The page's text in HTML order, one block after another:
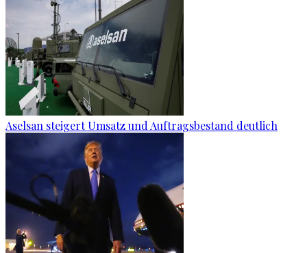
Aselsan steigert Umsatz und Auftragsbestand deutlich